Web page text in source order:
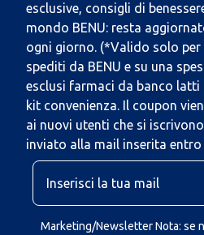
esclusive, consigli di
mondo BENU: resta
ogni giorno. (*Valido solo
spediti da BENU e su una
esclusi farmaci da banco latti
kit convenienza. Il coupon
ai nuovi utenti che si
inviato alla mail inserita entro
Marketing/Newsletter Nota: se